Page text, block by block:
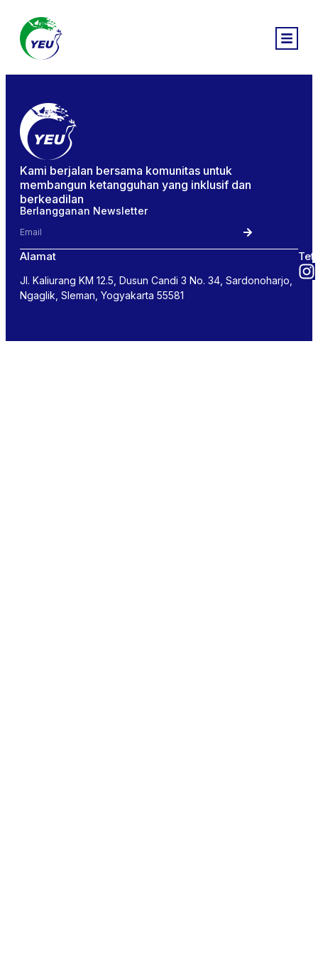
Kami berjalan bersama komunitas untuk
membangun ketangguhan yang inklusif dan
berkeadilan
Berlangganan Newsletter
Alamat
Jl. Kaliurang KM 12.5, Dusun Candi 3 No. 34, Sardonoharjo,
Ngaglik, Sleman, Yogyakarta 55581